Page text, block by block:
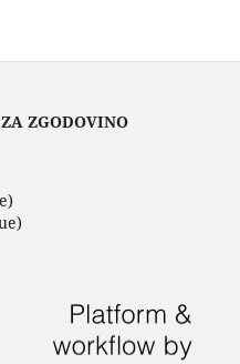
ZGODOVINO